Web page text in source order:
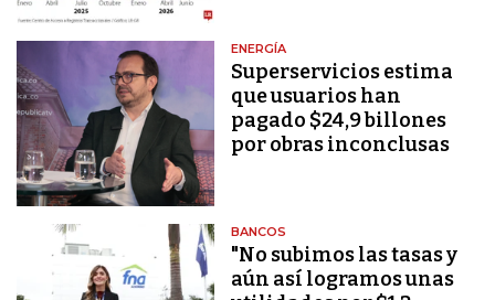
ENERGÍA
Superservicios estima
que usuarios han
pagado $24,9 billones
por obras inconclusas
BANCOS
"No subimos las tasas y
aún así logramos unas